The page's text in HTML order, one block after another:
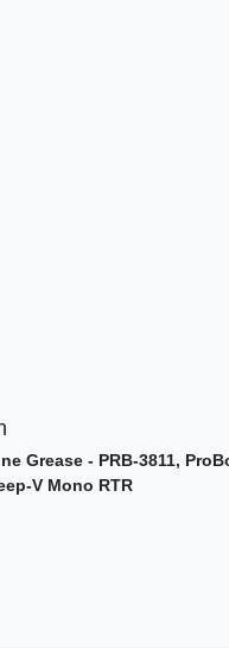
Grease - PRB-3811,
V Mono RTR